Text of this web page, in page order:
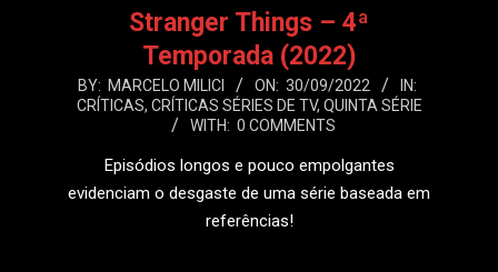
Stranger Things – 4ª
Temporada (2022)
2022-
09-
BY: MARCELO MILICI ON: 30/09/2022
IN:
CRÍTICAS, CRÍTICAS SÉRIES DE TV, QUINTA SÉRIE
WITH: 0 COMMENTS
Episódios longos e pouco empolgantes
evidenciam o desgaste de uma série baseada em
referências!